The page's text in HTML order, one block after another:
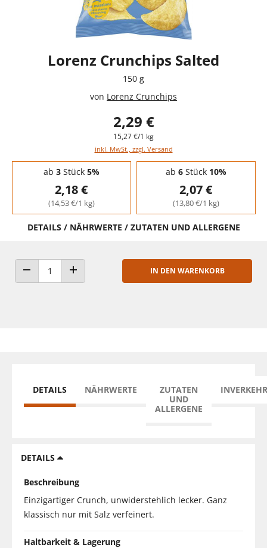
Lorenz Crunchips Salted
150 g
von Lorenz Crunchips
2,29 €
15,27 €/1 kg
inkl. MwSt., zzgl. Versand
Staffelpreise - Mengenrabatt
ab 3Stück 5%
2,18 €
(14,53 €/1 kg)
ab 6Stück 10%
2,07 €
(13,80 €/1 kg)
DETAILS / NÄHRWERTE / ZUTATEN UND ALLERGENE
ANZAHL VERRINGERNANZAHL ERHÖHEN
IN DEN WARENKORB
DETAILS NÄHRWERTE
ZUTATEN
UND
ALLERGENE
DETAILS
Beschreibung
Einzigartiger Crunch, unwiderstehlich lecker. Ganz
klassisch nur mit Salz verfeinert.
Haltbarkeit & Lagerung